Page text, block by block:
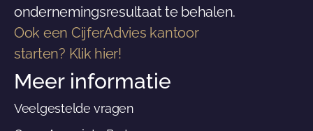
ondernemingsresultaat te behalen.
Ook een CijferAdvies kantoor
starten? Klik hier!
Meer informatie
Veelgestelde vragen